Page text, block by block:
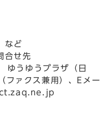
など
合せ先
うゆうプラザ（日
ァクス兼用）、Eメー